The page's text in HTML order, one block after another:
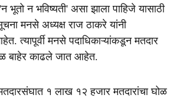
भूतो न भविष्यती' असा झाला पाहिजे यासाठी
मनसे अध्यक्ष राज ठाकरे यांनी
त्यापूर्वी मनसे पदाधिकाऱ्यांकडून मतदार
बाहेर काढले जात आहेत.
१ लाख १२ हजार मतदारांचा घोळ